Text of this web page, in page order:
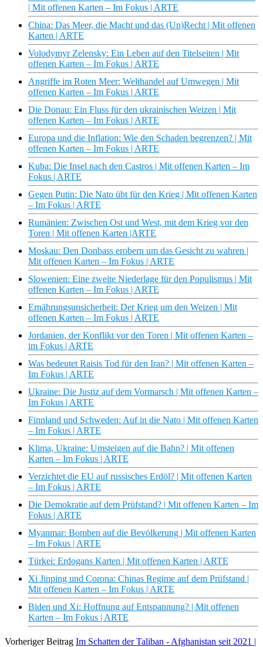
| Mit offenen Karten – Im Fokus | ARTE
China: Das Meer, die Macht und das (Un)Recht | Mit offenen
Karten | ARTE
Volodymyr Zelensky: Ein Leben auf den Titelseiten | Mit
offenen Karten – Im Fokus | ARTE
Angriffe im Roten Meer: Welthandel auf Umwegen | Mit
offenen Karten – Im Fokus | ARTE
Die Donau: Ein Fluss für den ukrainischen Weizen | Mit
offenen Karten – Im Fokus | ARTE
Europa und die Inflation: Wie den Schaden begrenzen? | Mit
offenen Karten – Im Fokus | ARTE
Kuba: Die Insel nach den Castros | Mit offenen Karten – Im
Fokus | ARTE
Gegen Putin: Die Nato übt für den Krieg | Mit offenen Karten
– Im Fokus | ARTE
Rumänien: Zwischen Ost und West, mit dem Krieg vor den
Toren | Mit offenen Karten |ARTE
Moskau: Den Donbass erobern um das Gesicht zu wahren |
Mit offenen Karten – Im Fokus | ARTE
Slowenien: Eine zweite Niederlage für den Populismus | Mit
offenen Karten – Im Fokus | ARTE
Ernährungsunsicherheit: Der Krieg um den Weizen | Mit
offenen Karten – Im Fokus | ARTE
Jordanien, der Konflikt vor den Toren | Mit offenen Karten –
im Fokus | ARTE
Was bedeutet Raisis Tod für den Iran? | Mit offenen Karten –
Im Fokus | ARTE
Ukraine: Die Justiz auf dem Vormarsch | Mit offenen Karten –
Im Fokus | ARTE
Finnland und Schweden: Auf in die Nato | Mit offenen Karten
– Im Fokus | ARTE
Klima, Ukraine: Umsteigen auf die Bahn? | Mit offenen
Karten – Im Fokus | ARTE
Verzichtet die EU auf russisches Erdöl? | Mit offenen Karten
– Im Fokus | ARTE
Die Demokratie auf dem Prüfstand? | Mit offenen Karten – Im
Fokus | ARTE
Myanmar: Bomben auf die Bevölkerung | Mit offenen Karten
– Im Fokus | ARTE
Türkei: Erdogans Karten | Mit offenen Karten | ARTE
Xi Jinping und Corona: Chinas Regime auf dem Prüfstand |
Mit offenen Karten – Im Fokus | ARTE
Biden und Xi: Hoffnung auf Entspannung? | Mit offenen
Karten – Im Fokus | ARTE
Vorheriger Beitrag Im Schatten der Taliban - Afghanistan seit 2021 |